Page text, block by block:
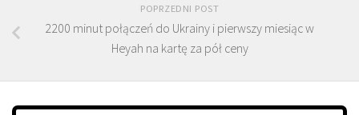
POPRZEDNI POST
2200 minut połączeń do Ukrainy i pierwszy miesiąc w
Heyah na kartę za pół ceny